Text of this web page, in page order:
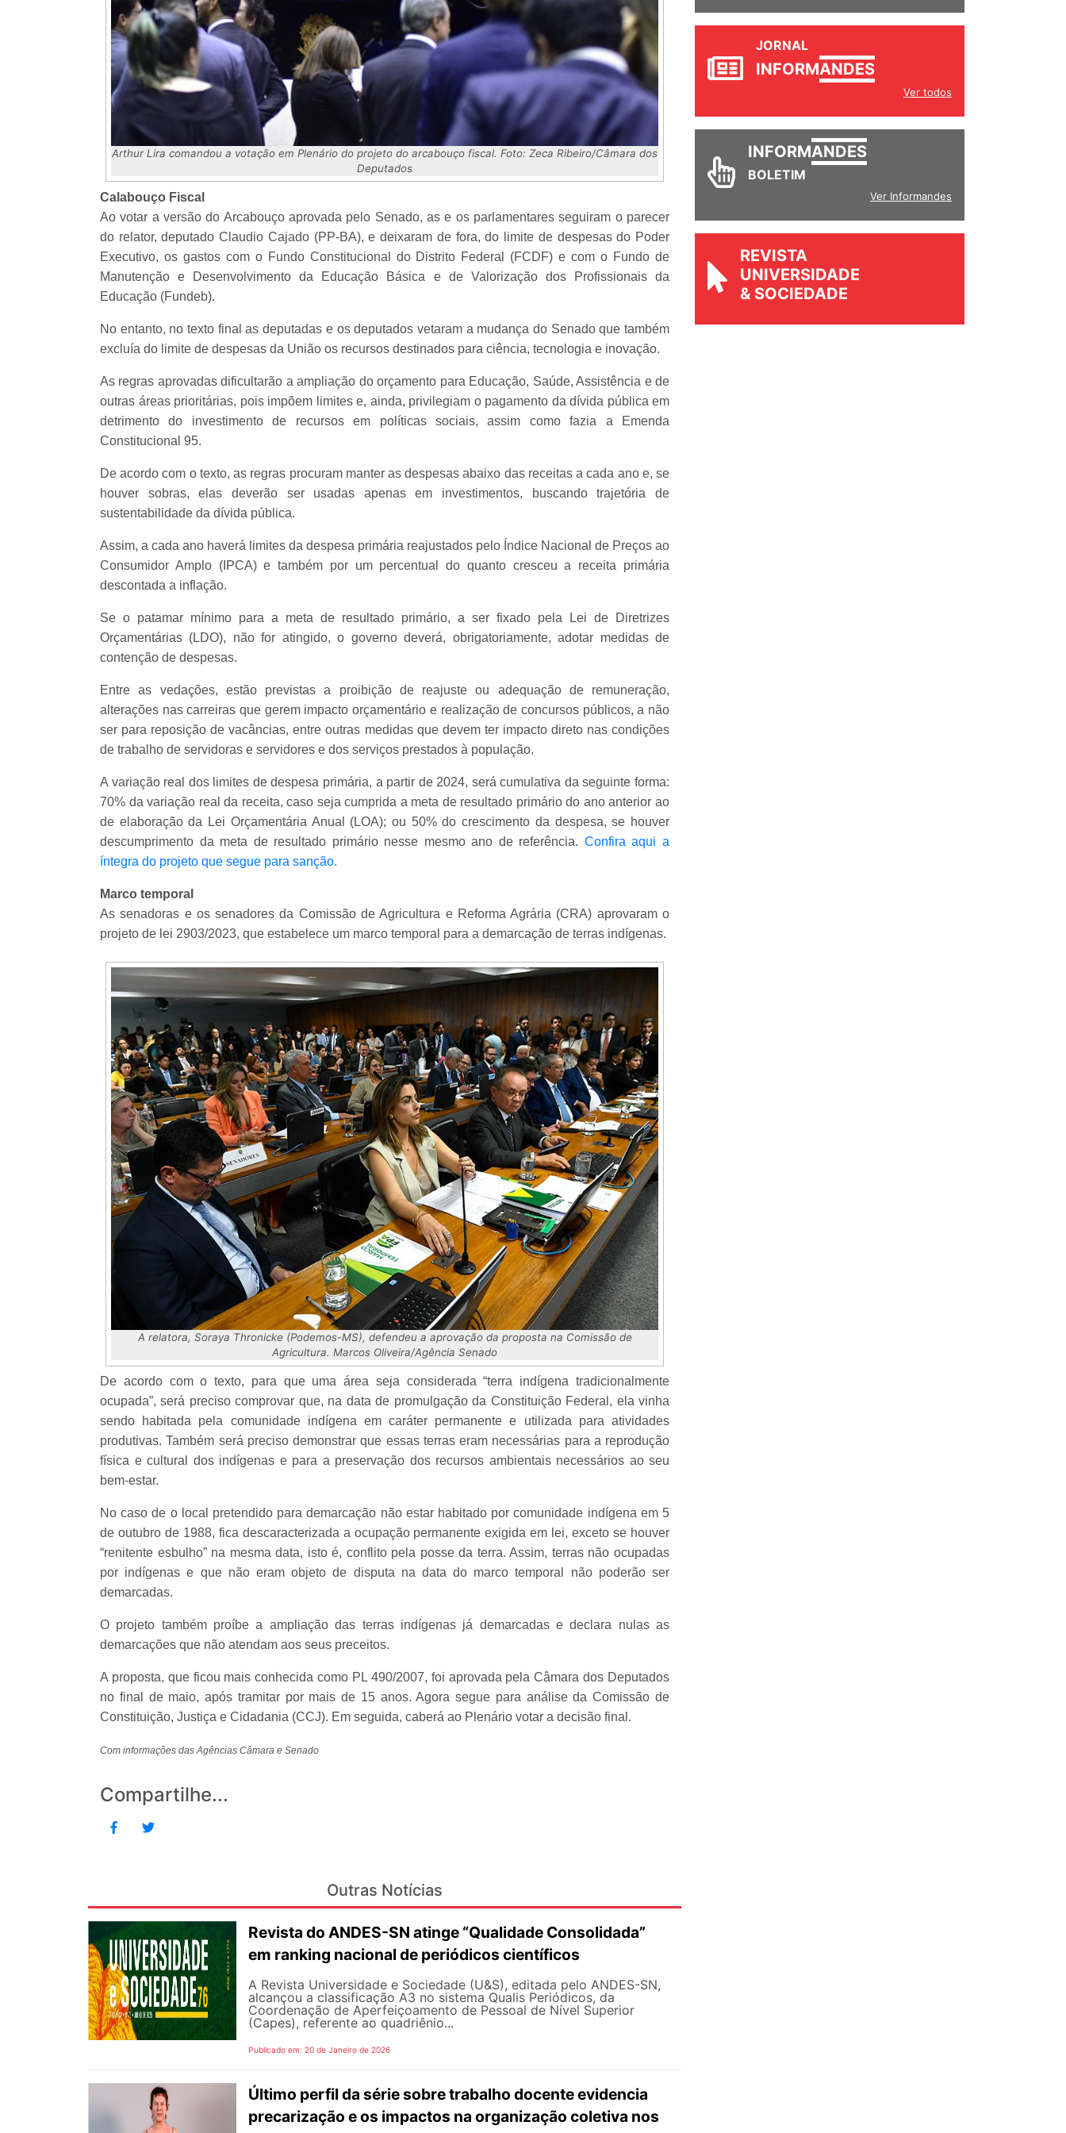
Arthur Lira comandou a votação em Plenário do projeto do arcabouço fiscal. Foto: Zeca Ribeiro/Câmara dos
Deputados
Calabouço Fiscal
Ao votar a versão do Arcabouço aprovada pelo Senado, as e os parlamentares seguiram o parecer
do relator, deputado Claudio Cajado (PP-BA), e deixaram de fora, do limite de despesas do Poder
Executivo, os gastos com o Fundo Constitucional do Distrito Federal (FCDF) e com o Fundo de
Manutenção e Desenvolvimento da Educação Básica e de Valorização dos Profissionais da
Educação (Fundeb).
No entanto, no texto final as deputadas e os deputados vetaram a mudança do Senado que também
excluía do limite de despesas da União os recursos destinados para ciência, tecnologia e inovação.
As regras aprovadas dificultarão a ampliação do orçamento para Educação, Saúde, Assistência e de
outras áreas prioritárias, pois impõem limites e, ainda, privilegiam o pagamento da dívida pública em
detrimento do investimento de recursos em políticas sociais, assim como fazia a Emenda
Constitucional 95.
De acordo com o texto, as regras procuram manter as despesas abaixo das receitas a cada ano e, se
houver sobras, elas deverão ser usadas apenas em investimentos, buscando trajetória de
sustentabilidade da dívida pública.
Assim, a cada ano haverá limites da despesa primária reajustados pelo Índice Nacional de Preços ao
Consumidor Amplo (IPCA) e também por um percentual do quanto cresceu a receita primária
descontada a inflação.
Se o patamar mínimo para a meta de resultado primário, a ser fixado pela Lei de Diretrizes
Orçamentárias (LDO), não for atingido, o governo deverá, obrigatoriamente, adotar medidas de
contenção de despesas.
Entre as vedações, estão previstas a proibição de reajuste ou adequação de remuneração,
alterações nas carreiras que gerem impacto orçamentário e realização de concursos públicos, a não
ser para reposição de vacâncias, entre outras medidas que devem ter impacto direto nas condições
de trabalho de servidoras e servidores e dos serviços prestados à população.
A variação real dos limites de despesa primária, a partir de 2024, será cumulativa da seguinte forma:
70% da variação real da receita, caso seja cumprida a meta de resultado primário do ano anterior ao
de elaboração da Lei Orçamentária Anual (LOA); ou 50% do crescimento da despesa, se houver
descumprimento da meta de resultado primário nesse mesmo ano de referência. Confira aqui a
íntegra do projeto que segue para sanção.
Marco temporal
As senadoras e os senadores da Comissão de Agricultura e Reforma Agrária (CRA) aprovaram o
projeto de lei 2903/2023, que estabelece um marco temporal para a demarcação de terras indígenas.
A relatora, Soraya Thronicke (Podemos-MS), defendeu a aprovação da proposta na Comissão de
Agricultura. Marcos Oliveira/Agência Senado
De acordo com o texto, para que uma área seja considerada “terra indígena tradicionalmente
ocupada”, será preciso comprovar que, na data de promulgação da Constituição Federal, ela vinha
sendo habitada pela comunidade indígena em caráter permanente e utilizada para atividades
produtivas. Também será preciso demonstrar que essas terras eram necessárias para a reprodução
física e cultural dos indígenas e para a preservação dos recursos ambientais necessários ao seu
bem-estar.
No caso de o local pretendido para demarcação não estar habitado por comunidade indígena em 5
de outubro de 1988, fica descaracterizada a ocupação permanente exigida em lei, exceto se houver
“renitente esbulho” na mesma data, isto é, conflito pela posse da terra. Assim, terras não ocupadas
por indígenas e que não eram objeto de disputa na data do marco temporal não poderão ser
demarcadas.
O projeto também proíbe a ampliação das terras indígenas já demarcadas e declara nulas as
demarcações que não atendam aos seus preceitos.
A proposta, que ficou mais conhecida como PL 490/2007, foi aprovada pela Câmara dos Deputados
no final de maio, após tramitar por mais de 15 anos. Agora segue para análise da Comissão de
Constituição, Justiça e Cidadania (CCJ). Em seguida, caberá ao Plenário votar a decisão final.
Com informações das Agências Câmara e Senado
Compartilhe...
Outras Notícias
Revista do ANDES-SN atinge “Qualidade Consolidada”
em ranking nacional de periódicos científicos
A Revista Universidade e Sociedade (U&S), editada pelo ANDES-SN,
alcançou a classificação A3 no sistema Qualis Periódicos, da
Coordenação de Aperfeiçoamento de Pessoal de Nível Superior
(Capes), referente ao quadriênio...
Publicado em: 20 de Janeiro de 2026
Último perfil da série sobre trabalho docente evidencia
precarização e os impactos na organização coletiva nos
INFORM
INFORMANDES
BOLETIM
REVISTA
UNIVERSIDADE
& SOCIEDADE